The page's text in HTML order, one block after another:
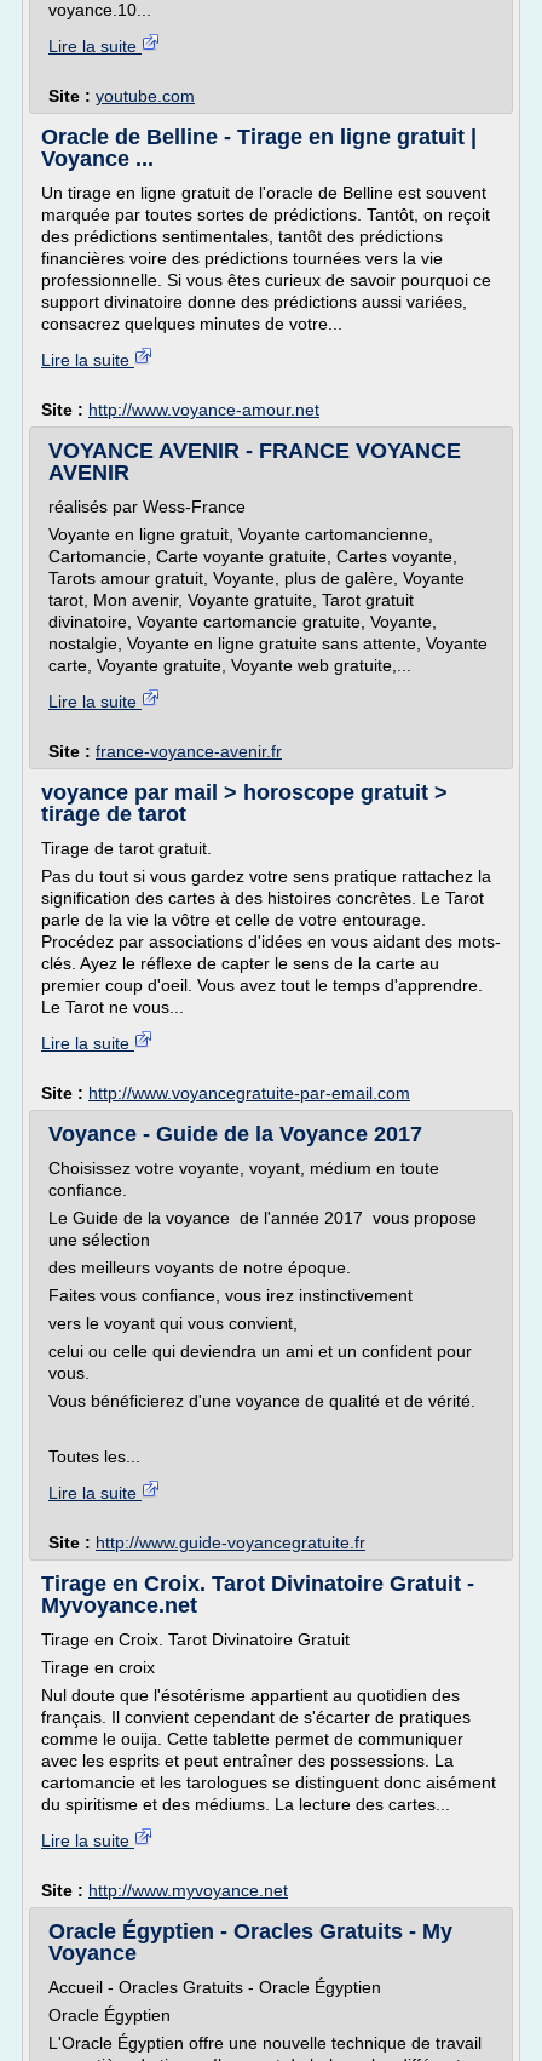
voyance.10...
Lire la suite
Site : youtube.com
Oracle de Belline - Tirage en ligne gratuit |
Voyance ...
Un tirage en ligne gratuit de l'oracle de Belline est souvent
marquée par toutes sortes de prédictions. Tantôt, on reçoit
des prédictions sentimentales, tantôt des prédictions
financières voire des prédictions tournées vers la vie
professionnelle. Si vous êtes curieux de savoir pourquoi ce
support divinatoire donne des prédictions aussi variées,
consacrez quelques minutes de votre...
Lire la suite
Site : http://www.voyance-amour.net
VOYANCE AVENIR - FRANCE VOYANCE
AVENIR
réalisés par Wess-France
Voyante en ligne gratuit, Voyante cartomancienne,
Cartomancie, Carte voyante gratuite, Cartes voyante,
Tarots amour gratuit, Voyante, plus de galère, Voyante
tarot, Mon avenir, Voyante gratuite, Tarot gratuit
divinatoire, Voyante cartomancie gratuite, Voyante,
nostalgie, Voyante en ligne gratuite sans attente, Voyante
carte, Voyante gratuite, Voyante web gratuite,...
Lire la suite
Site : france-voyance-avenir.fr
voyance par mail > horoscope gratuit >
tirage de tarot
Tirage de tarot gratuit.
Pas du tout si vous gardez votre sens pratique rattachez la
signification des cartes à des histoires concrètes. Le Tarot
parle de la vie la vôtre et celle de votre entourage.
Procédez par associations d'idées en vous aidant des mots-
clés. Ayez le réflexe de capter le sens de la carte au
premier coup d'oeil. Vous avez tout le temps d'apprendre.
Le Tarot ne vous...
Lire la suite
Site : http://www.voyancegratuite-par-email.com
Voyance - Guide de la Voyance 2017
Choisissez votre voyante, voyant, médium en toute
confiance.
Le Guide de la voyance de l'année 2017 vous propose
une sélection
des meilleurs voyants de notre époque.
Faites vous confiance, vous irez instinctivement
vers le voyant qui vous convient,
celui ou celle qui deviendra un ami et un confident pour
vous.
Vous bénéficierez d'une voyance de qualité et de vérité.
Toutes les...
Lire la suite
Site : http://www.guide-voyancegratuite.fr
Tirage en Croix. Tarot Divinatoire Gratuit -
Myvoyance.net
Tirage en Croix. Tarot Divinatoire Gratuit
Tirage en croix
Nul doute que l'ésotérisme appartient au quotidien des
français. Il convient cependant de s'écarter de pratiques
comme le ouija. Cette tablette permet de communiquer
avec les esprits et peut entraîner des possessions. La
cartomancie et les tarologues se distinguent donc aisément
du spiritisme et des médiums. La lecture des cartes...
Lire la suite
Site : http://www.myvoyance.net
Oracle Égyptien - Oracles Gratuits - My
Voyance
Accueil - Oracles Gratuits - Oracle Égyptien
Oracle Égyptien
L'Oracle Égyptien offre une nouvelle technique de travail